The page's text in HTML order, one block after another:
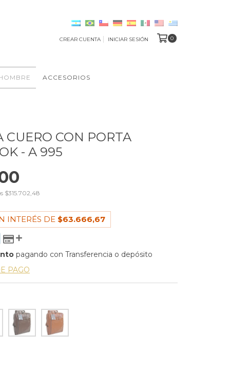
CREAR CUENTA INICIAR SESIÓN 0
ACCESORIOS
CUERO CON PORTA
- A 995
$315.702,48
INTERÉS DE $63.666,67
pagando con Transferencia o depósito
PAGO